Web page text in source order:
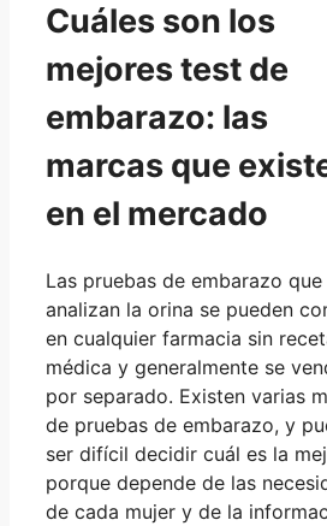
Cuáles son los
mejores test de
embarazo: las
marcas que
en el mercado
Las pruebas de embarazo que
analizan la orina se pueden
en cualquier farmacia sin
médica y generalmente se
por separado. Existen varias
de pruebas de embarazo, y
ser difícil decidir cuál es la
porque depende de las
de cada mujer y de la